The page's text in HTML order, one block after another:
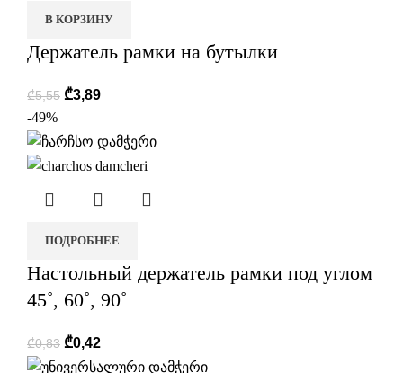
В КОРЗИНУ
Держатель рамки на бутылки
₾5,55 ₾3,89
-49%
ПОДРОБНЕЕ
Настольный держатель рамки под углом
45˚, 60˚, 90˚
₾0,83 ₾0,42